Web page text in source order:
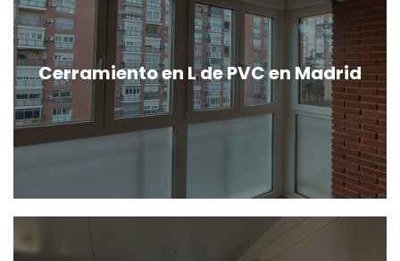
Cerramiento en L de PVC en Madrid